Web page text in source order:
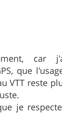
car
que
VTT reste
je